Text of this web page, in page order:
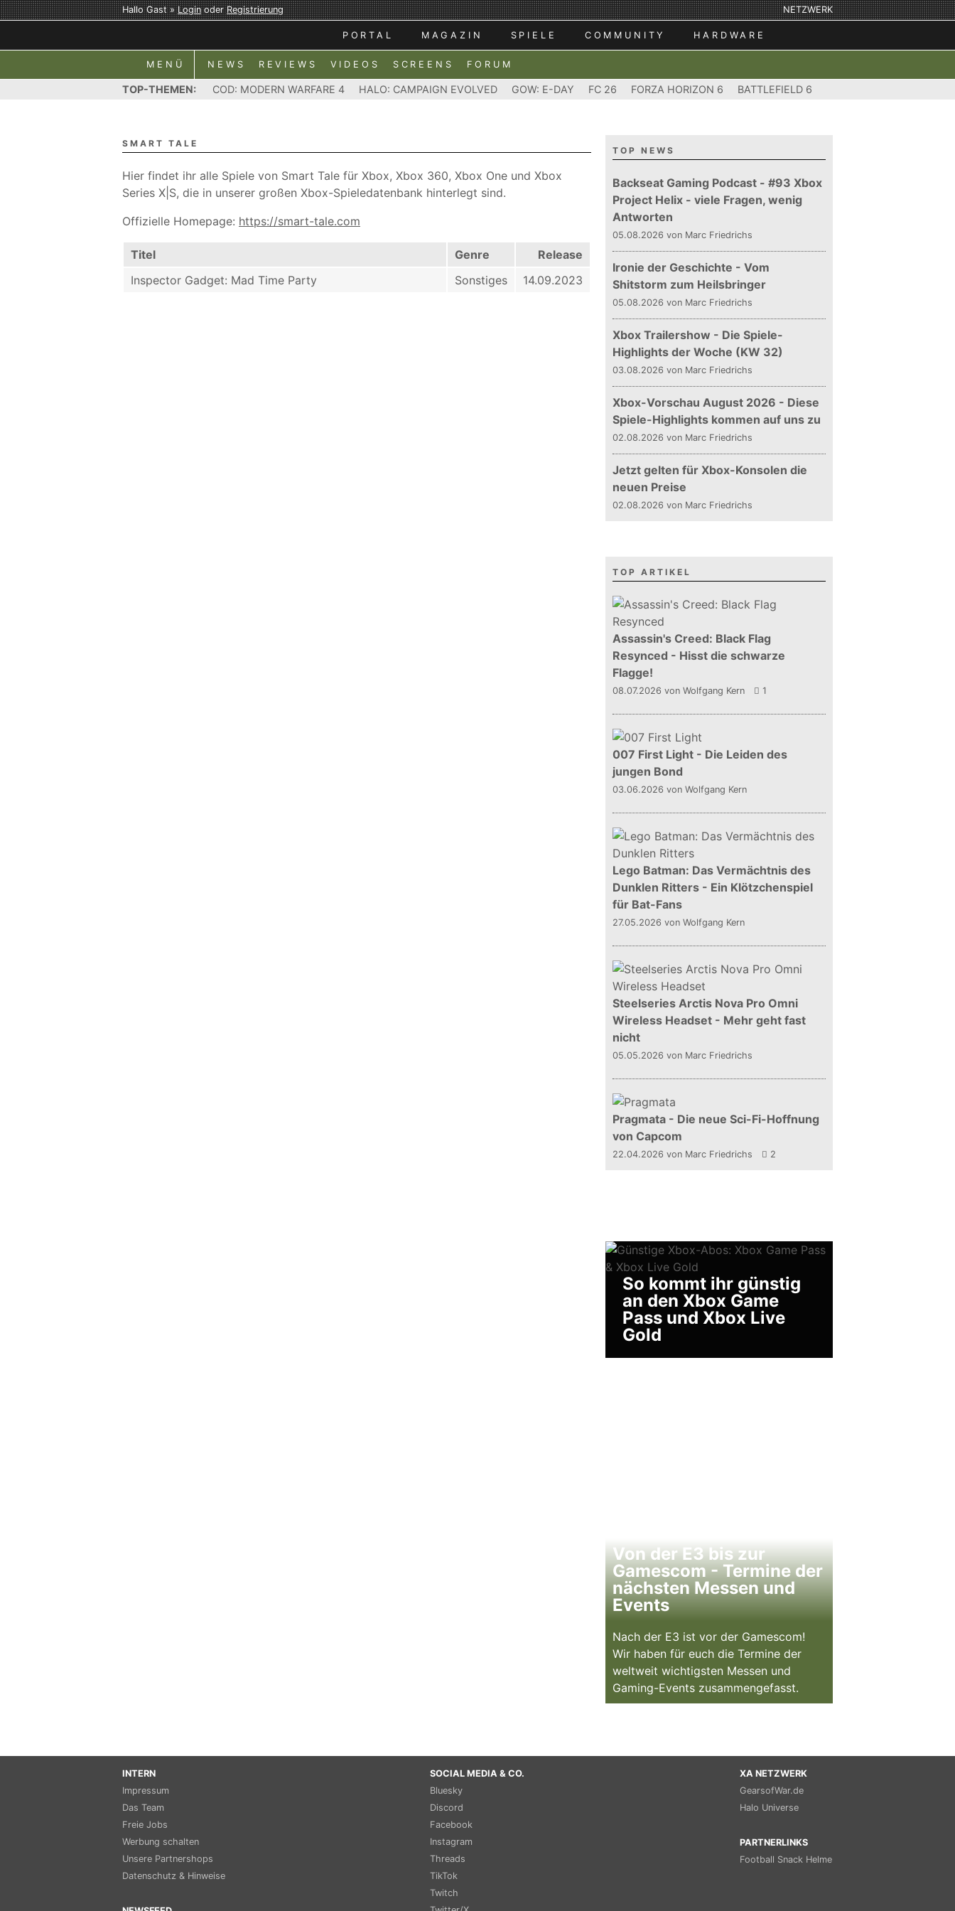
Hallo Gast »LoginoderRegistrierung NETZWERK
PORTAL MAGAZIN SPIELE COMMUNITY HARDWARE
MENÜ NEWS REVIEWS VIDEOS SCREENS FORUM
TOP-THEMEN: COD: MODERN WARFARE 4 HALO: CAMPAIGN EVOLVED GOW: E-DAY FC 26 FORZA HORIZON 6 BATTLEFIELD 6
SMART TALE
Hier findet ihr alle Spiele von Smart Tale für Xbox, Xbox 360, Xbox One und Xbox
Series X|S, die in unserer großen Xbox-Spieledatenbank hinterlegt sind.
Offizielle Homepage: https://smart-tale.com
Titel Genre
Release
Inspector Gadget: Mad Time Party
Sonstiges 14.09.2023
TOP NEWS
Backseat Gaming Podcast - #93 Xbox
Project Helix - viele Fragen, wenig
Antworten
05.08.2026 von Marc Friedrichs
Ironie der Geschichte - Vom
Shitstorm zum Heilsbringer
05.08.2026 von Marc Friedrichs
Xbox Trailershow - Die Spiele-
Highlights der Woche (KW 32)
03.08.2026 von Marc Friedrichs
Xbox-Vorschau August 2026 - Diese
Spiele-Highlights kommen auf uns zu
02.08.2026 von Marc Friedrichs
Jetzt gelten für Xbox-Konsolen die
neuen Preise
02.08.2026 von Marc Friedrichs
TOP ARTIKEL
Assassin's Creed: Black Flag
Resynced - Hisst die schwarze
Flagge!
08.07.2026 von Wolfgang Kern 1
007 First Light - Die Leiden des
jungen Bond
03.06.2026 von Wolfgang Kern
Lego Batman: Das Vermächtnis des
Dunklen Ritters - Ein Klötzchenspiel
für Bat-Fans
27.05.2026 von Wolfgang Kern
Steelseries Arctis Nova Pro Omni
Wireless Headset - Mehr geht fast
nicht
05.05.2026 von Marc Friedrichs
Pragmata - Die neue Sci-Fi-Hoffnung
von Capcom
22.04.2026 von Marc Friedrichs 2
So kommt ihr günstig
an den Xbox Game
Pass und Xbox Live
Gold
Von der E3 bis zur
Gamescom - Termine der
nächsten Messen und
Events
Nach der E3 ist vor der Gamescom!
Wir haben für euch die Termine der
weltweit wichtigsten Messen und
Gaming-Events zusammengefasst.
INTERN
Impressum
Das Team
Freie Jobs
Werbung schalten
Unsere Partnershops
Datenschutz & Hinweise
SOCIAL MEDIA & CO.
Bluesky
Discord
Facebook
Instagram
Threads
TikTok
Twitch
XA NETZWERK
GearsofWar.de
Halo Universe
PARTNERLINKS
Football Snack Helme